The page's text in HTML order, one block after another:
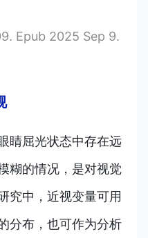
Epub 2025 Sep 9.
睛屈光状态中存在远
糊的情况，是对视觉
究中，近视变量可用
分布，也可作为分析